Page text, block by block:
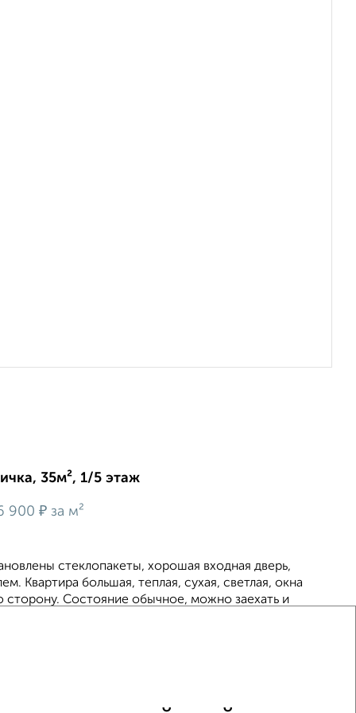
35м², 1/5 этаж
900 ₽ за м²
стеклопакеты, хорошая входная дверь,
Квартира большая, теплая, сухая, светлая, окна
сторону. Состояние обычное, можно заехать и